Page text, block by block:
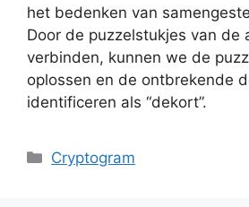
het bedenken van
Door de puzzelstukjes van de
verbinden, kunnen we de
oplossen en de ontbrekende
identificeren als “dekort”.
Categories
Cryptogram